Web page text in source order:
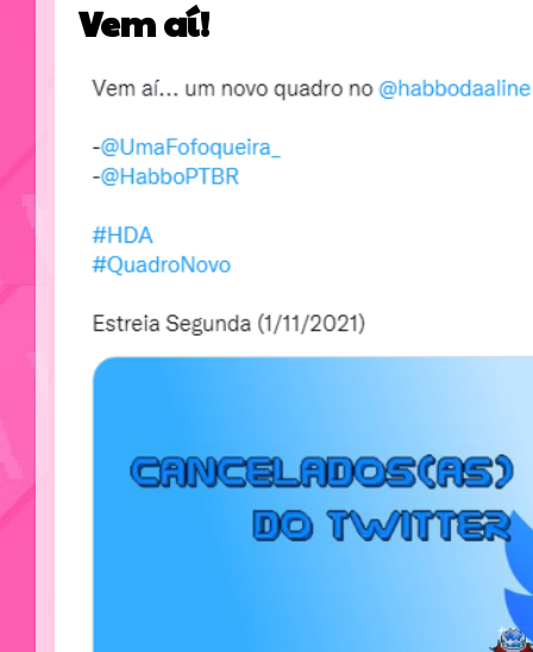
Vem aí!